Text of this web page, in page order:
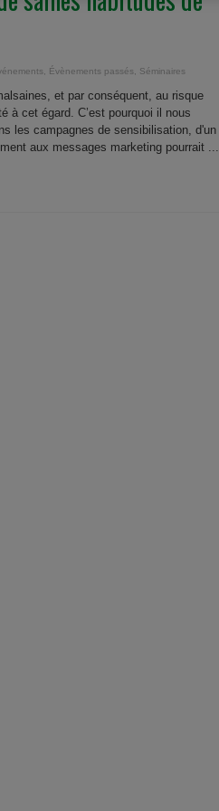
Évènements passés Séminaires
et par conséquent, au risque
à cet égard. C’est pourquoi il nous
les campagnes de sensibilisation, d'un
aux messages marketing pourrait ...